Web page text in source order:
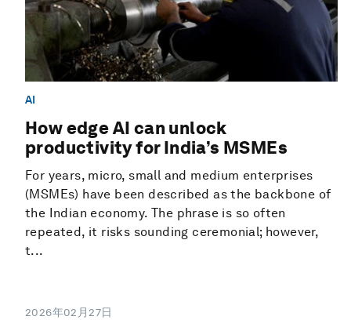
AI
How edge AI can unlock
productivity for India’s MSMEs
For years, micro, small and medium enterprises
(MSMEs) have been described as the backbone of
the Indian economy. The phrase is so often
repeated, it risks sounding ceremonial; however,
t...
2026年02月27日